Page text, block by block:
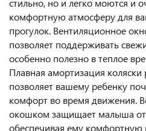
стильно, но и легко моются и
комфортную атмосферу для
прогулок. Вентиляционное
позволяет поддерживать
особенно полезно в теплое
Плавная амортизация коляски
позволяет вашему ребенку
комфорт во время движения.
окошком защищает малыша от
обеспечивая ему комфортную